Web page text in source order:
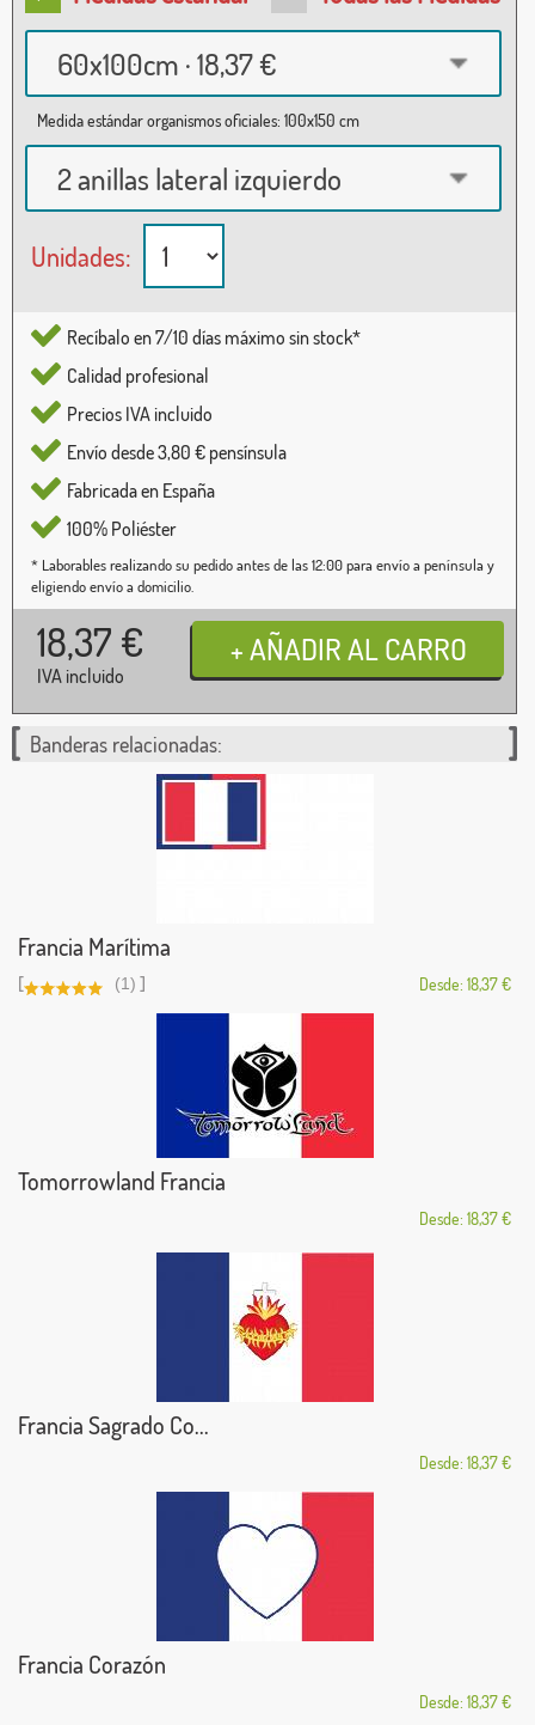
60x100cm · 18,37 €
Medida estándar organismos oficiales: 100x150 cm
2 anillas lateral izquierdo
Unidades:
Recíbalo en 7/10 días máximo sin stock*
Calidad profesional
Precios IVA incluido
Envío desde 3,80 € pensínsula
Fabricada en España
100% Poliéster
* Laborables realizando su pedido antes de las 12:00 para envío a península y
eligiendo envío a domicilio.
18,37 €
IVA incluido
Banderas relacionadas:
Francia Marítima
[ (1) ] Desde: 18,37 €
Tomorrowland Francia
Desde: 18,37 €
Francia Sagrado Co...
Desde: 18,37 €
Francia Corazón
Desde: 18,37 €